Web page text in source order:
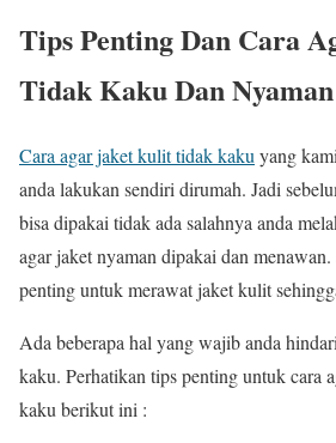
Tips Penting Dan Cara
Tidak Kaku Dan
Cara agar jaket kulit tidak kakuyang
anda lakukan sendiri dirumah. Jadi
bisa dipakai tidak ada salahnya anda
agar jaket nyaman dipakai dan menawan.
penting untuk merawat jaket kulit
Ada beberapa hal yang wajib anda
kaku. Perhatikan tips penting untuk cara
kaku berikut ini :